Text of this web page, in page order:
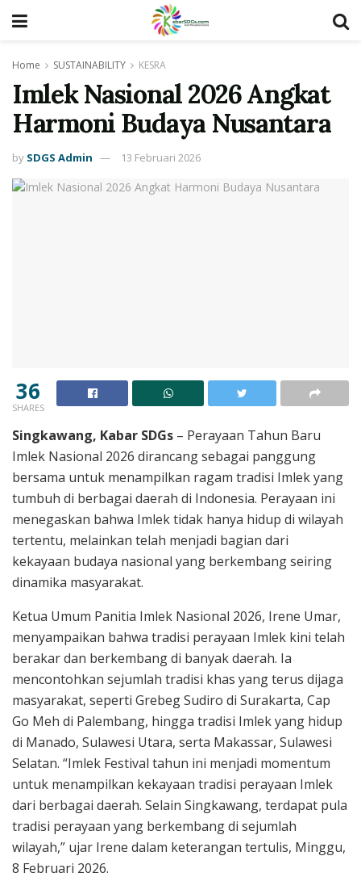
Home SUSTAINABILITY KESRA
Imlek Nasional 2026 Angkat
Harmoni Budaya Nusantara
by SDGS Admin 13 Februari 2026
36
SHARES
Singkawang, Kabar SDGs – Perayaan Tahun Baru
Imlek Nasional 2026 dirancang sebagai panggung
bersama untuk menampilkan ragam tradisi Imlek yang
tumbuh di berbagai daerah di Indonesia. Perayaan ini
menegaskan bahwa Imlek tidak hanya hidup di wilayah
tertentu, melainkan telah menjadi bagian dari
kekayaan budaya nasional yang berkembang seiring
dinamika masyarakat.
Ketua Umum Panitia Imlek Nasional 2026, Irene Umar,
menyampaikan bahwa tradisi perayaan Imlek kini telah
berakar dan berkembang di banyak daerah. Ia
mencontohkan sejumlah tradisi khas yang terus dijaga
masyarakat, seperti Grebeg Sudiro di Surakarta, Cap
Go Meh di Palembang, hingga tradisi Imlek yang hidup
di Manado, Sulawesi Utara, serta Makassar, Sulawesi
Selatan. “Imlek Festival tahun ini menjadi momentum
untuk menampilkan kekayaan tradisi perayaan Imlek
dari berbagai daerah. Selain Singkawang, terdapat pula
tradisi perayaan yang berkembang di sejumlah
wilayah,” ujar Irene dalam keterangan tertulis, Minggu,
8 Februari 2026.